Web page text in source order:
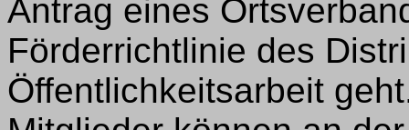
Antrag eines
Förderrichtlinie des
Öffentlichkeitsarbeit